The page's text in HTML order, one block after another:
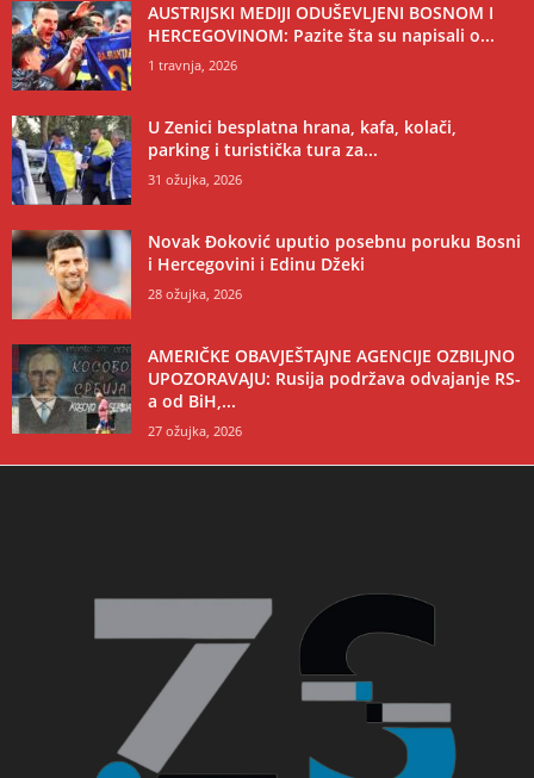
AUSTRIJSKI MEDIJI ODUŠEVLJENI BOSNOM I
HERCEGOVINOM: Pazite šta su napisali o...
1 travnja, 2026
U Zenici besplatna hrana, kafa, kolači,
parking i turistička tura za...
31 ožujka, 2026
Novak Đoković uputio posebnu poruku Bosni
i Hercegovini i Edinu Džeki
28 ožujka, 2026
AMERIČKE OBAVJEŠTAJNE AGENCIJE OZBILJNO
UPOZORAVAJU: Rusija podržava odvajanje RS-
a od BiH,...
27 ožujka, 2026